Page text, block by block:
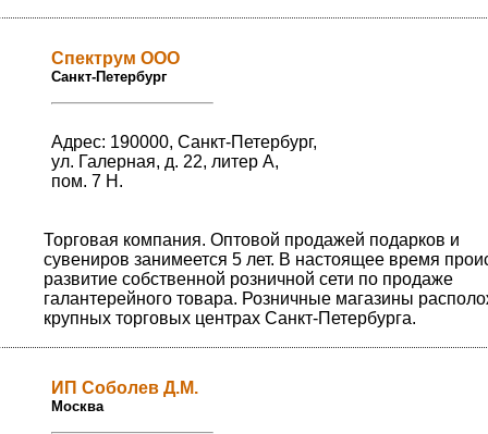
Спектрум ООО
Санкт-Петербург
Адрес: 190000, Санкт-Петербург,
ул. Галерная, д. 22, литер А,
пом. 7 Н.
Торговая компания. Оптовой продажей подарков и
сувениров занимеется 5 лет. В настоящее время
развитие собственной розничной сети по продаже
галантерейного товара. Розничные магазины
крупных торговых центрах Санкт-Петербурга.
ИП Соболев Д.М.
Москва